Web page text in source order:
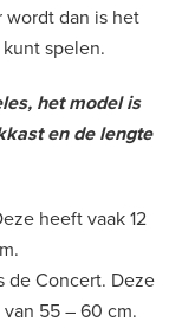
wordt dan is het
spelen.
het model is
en de lengte
heeft vaak 12
de Concert. Deze
55 – 60 cm.